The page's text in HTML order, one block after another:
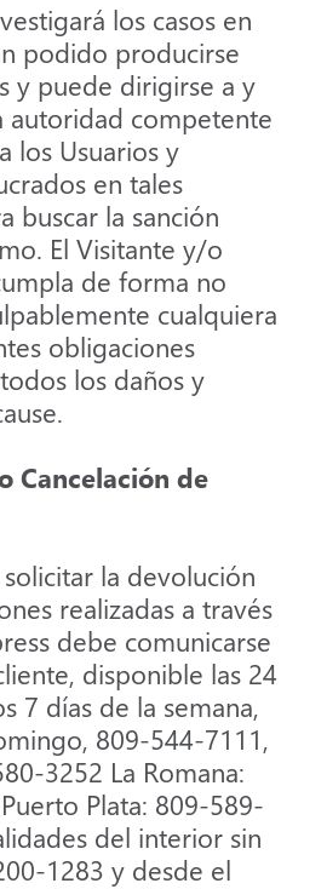
los casos en
podido producirse
y puede dirigirse a y
autoridad competente
los Usuarios y
en tales
buscar la sanción
El Visitante y/o
de forma no
cualquiera
obligaciones
los daños y
Cancelación de
la devolución
realizadas a través
debe comunicarse
disponible las 24
7 días de la semana,
809-544-7111,
3252 La Romana:
Plata: 809-589-
del interior sin
1283 y desde el